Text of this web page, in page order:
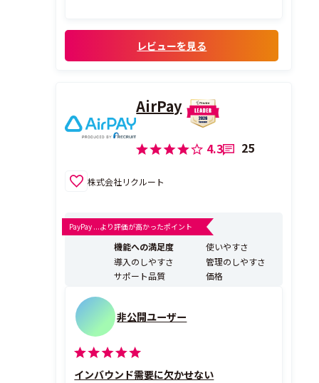
レビューを見る
AirPay
4.3 25
株式会社リクルート
PayPay ...より評価が高かったポイント
機能への満足度
使いやすさ
導入のしやすさ
管理のしやすさ
サポート品質
価格
非公開ユーザー
インバウンド需要に欠かせない